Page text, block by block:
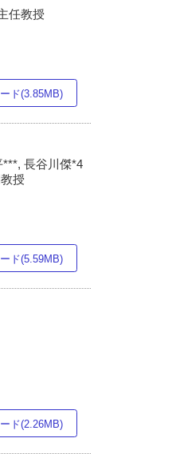
任教授
ド(3.85MB)
長谷川傑*4
授
ド(5.59MB)
ド(2.26MB)